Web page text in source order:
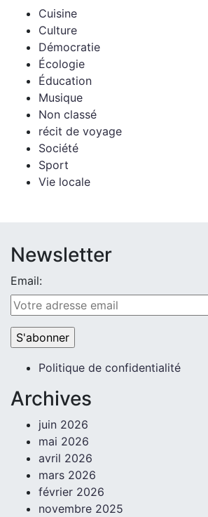
Cuisine
Culture
Démocratie
Écologie
Éducation
Musique
Non classé
récit de voyage
Société
Sport
Vie locale
Newsletter
Email:
Politique de confidentialité
Archives
juin 2026
mai 2026
avril 2026
mars 2026
février 2026
novembre 2025